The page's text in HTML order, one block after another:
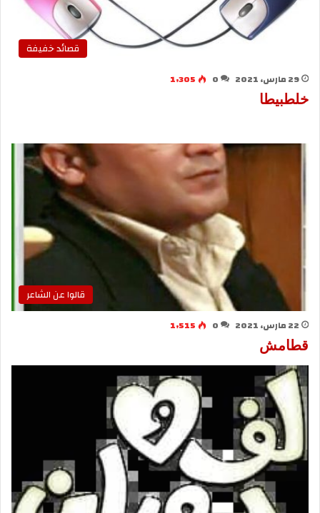
قصائد خفيفة
29 مارس، 2021 0
1٬305
خلطبيطا
قالوا عن الشاعر
22 مارس، 2021 0
1٬515
قطامش